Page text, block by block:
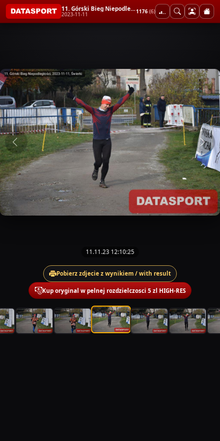
11. Górski Bieg Niepodległości
2023-11-11 1176 (6)
11.11.23 12:10:25
Pobierz zdjecie z wynikiem / with result
Kup oryginal w pelnej rozdzielczosci 5 zl HIGH-RES